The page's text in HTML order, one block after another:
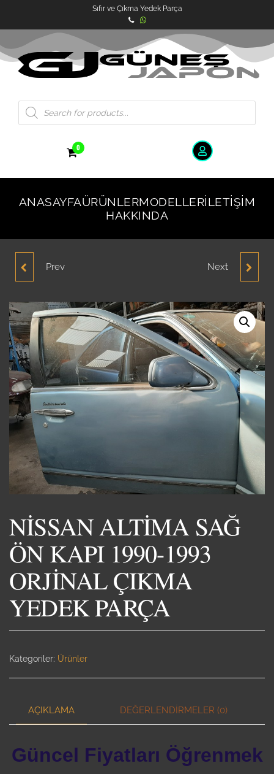
Sıfır ve Çıkma Yedek Parça
0
ANASAYFAÜRÜNLERMODELLERİLETIŞIM
HAKKINDA
HYUNDAİ ACCENT
GÖĞÜS ÜSTÜ KAPLAMA
SIFIR YENİ ÜRÜN
Prev NİSSAN ALTİMA SAĞ
ORJİNAL ÇIKMA YEDEK
PARÇA
Next
NİSSAN ALTİMA SAĞ
ÖN KAPI 1990-1993
ORJİNAL ÇIKMA
YEDEK PARÇA
Kategoriler: Ürünler
AÇIKLAMA DEĞERLENDIRMELER (0)
Güncel Fiyatları Öğrenmek